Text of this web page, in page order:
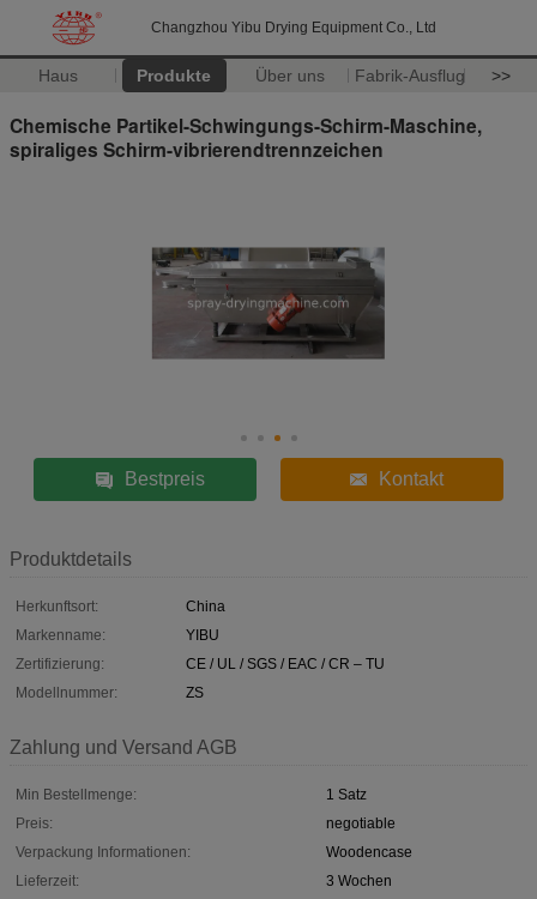
Changzhou Yibu Drying Equipment Co., Ltd
Haus Produkte Über uns Fabrik-Ausflug >>
Chemische Partikel-Schwingungs-Schirm-Maschine,
spiraliges Schirm-vibrierendtrennzeichen
Bestpreis Kontakt
Produktdetails
Herkunftsort:
China
Markenname:
YIBU
Zertifizierung:
CE / UL / SGS / EAC / CR – TU
Modellnummer:
ZS
Zahlung und Versand AGB
Min Bestellmenge:
1 Satz
Preis:
negotiable
Verpackung Informationen:
Woodencase
Lieferzeit:
3 Wochen